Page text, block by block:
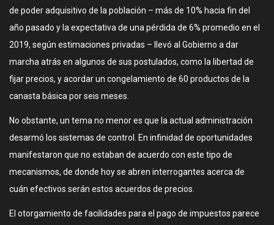
de poder adquisitivo de la población – más de 10% hacia fin del
año pasado y la expectativa de una pérdida de 6% promedio en el
2019, según estimaciones privadas – llevó al Gobierno a dar
marcha atrás en algunos de sus postulados, como la libertad de
fijar precios, y acordar un congelamiento de 60 productos de la
canasta básica por seis meses.
No obstante, un tema no menor es que la actual administración
desarmó los sistemas de control. En infinidad de oportunidades
manifestaron que no estaban de acuerdo con este tipo de
mecanismos, de donde hoy se abren interrogantes acerca de
cuán efectivos serán estos acuerdos de precios.
El otorgamiento de facilidades para el pago de impuestos parece